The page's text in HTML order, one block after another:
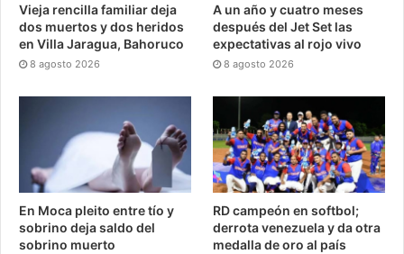
Vieja rencilla familiar deja
dos muertos y dos heridos
en Villa Jaragua, Bahoruco
8 agosto 2026
A un año y cuatro meses
después del Jet Set las
expectativas al rojo vivo
8 agosto 2026
En Moca pleito entre tío y
sobrino deja saldo del
sobrino muerto
RD campeón en softbol;
derrota venezuela y da otra
medalla de oro al país